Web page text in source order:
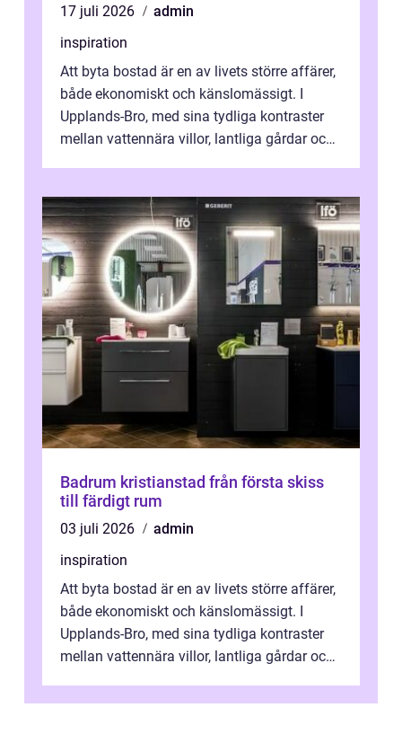
17 juli 2026
admin
inspiration
Att byta bostad är en av livets större affärer,
både ekonomiskt och känslomässigt. I
Upplands-Bro, med sina tydliga kontraster
mellan vattennära villor, lantliga gårdar och
Badrum kristianstad från första skiss
till färdigt rum
03 juli 2026
admin
inspiration
Att byta bostad är en av livets större affärer,
både ekonomiskt och känslomässigt. I
Upplands-Bro, med sina tydliga kontraster
mellan vattennära villor, lantliga gårdar och